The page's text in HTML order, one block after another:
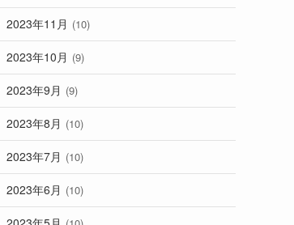
2023年11月 (10)
2023年10月 (9)
2023年9月 (9)
2023年8月 (10)
2023年7月 (10)
2023年6月 (10)